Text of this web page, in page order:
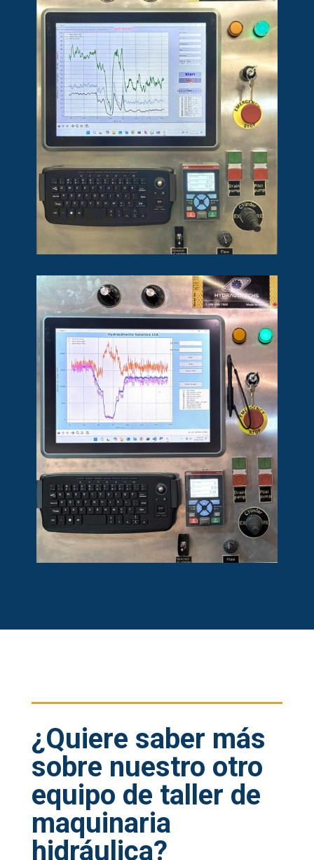
¿Quiere saber más
sobre nuestro otro
equipo de taller de
maquinaria
hidráulica?